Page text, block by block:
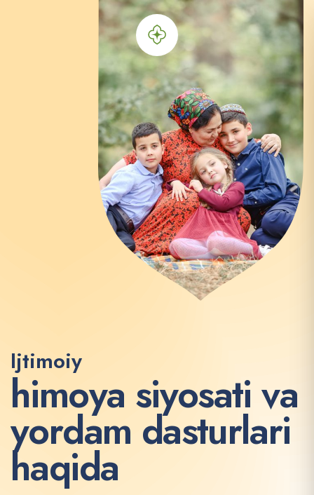
Ijtimoiy
himoya siyosati va
yordam dasturlari
haqida